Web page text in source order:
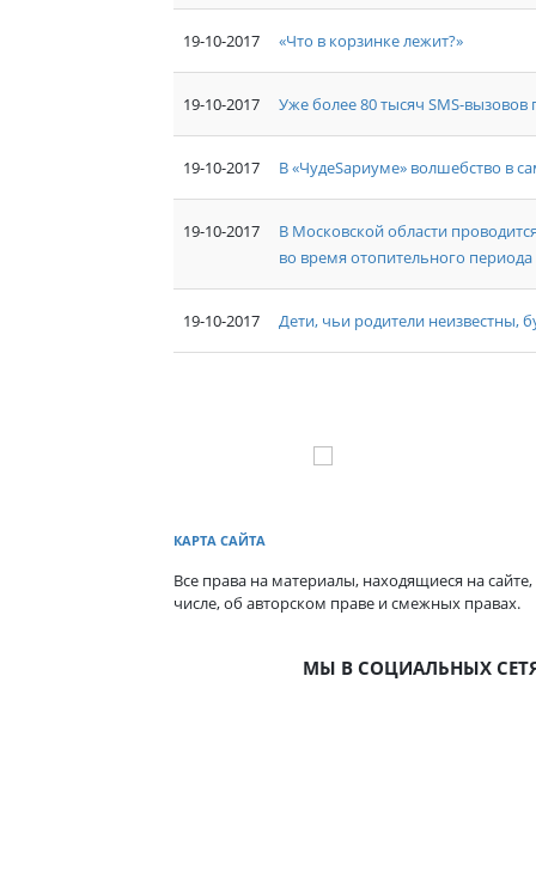
19-10-2017 «Что в корзинке лежит?»
19-10-2017 Уже более 80 тысяч SMS-вызовов
19-10-2017 В «ЧудеSариуме» волшебство в
19-10-2017
В Московской области
во время отопительного периода
19-10-2017 Дети, чьи родители неизвестны,
КАРТА САЙТА
Все права на материалы, находящиеся на
числе, об авторском праве и смежных правах.
МЫ В СОЦИАЛЬНЫХ